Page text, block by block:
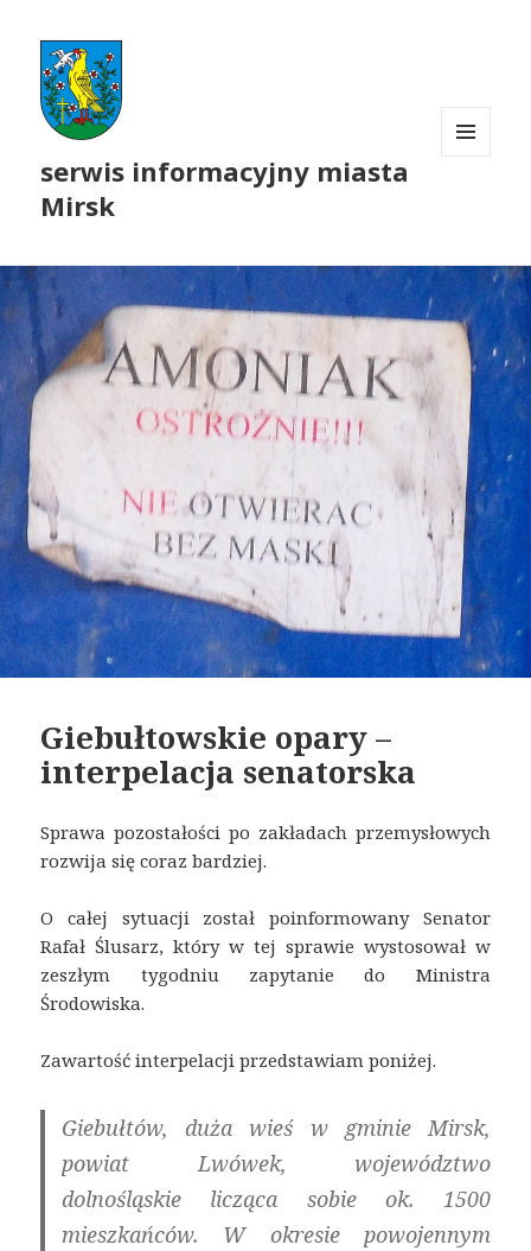
serwis informacyjny miasta
Mirsk
Giebułtowskie opary –
interpelacja senatorska
Sprawa pozostałości po zakładach przemysłowych
rozwija się coraz bardziej.
O całej sytuacji został poinformowany Senator
Rafał Ślusarz, który w tej sprawie wystosował w
zeszłym tygodniu zapytanie do Ministra
Środowiska.
Zawartość interpelacji przedstawiam poniżej.
Giebułtów, duża wieś w gminie Mirsk,
powiat Lwówek, województwo
dolnośląskie licząca sobie ok. 1500
mieszkańców. W okresie powojennym